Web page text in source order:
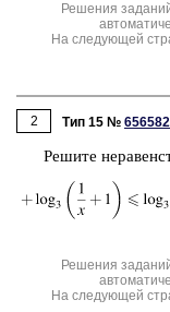
Решения
На следующей
2 Тип 15 № 656582
Ре­ши­те
Решения
На следующей